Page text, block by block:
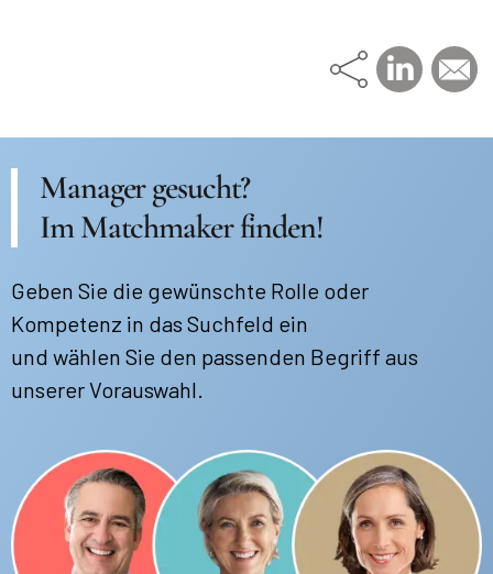
Manager gesucht?
Im Matchmaker finden!
Geben Sie die gewünschte Rolle oder
Kompetenz in das Suchfeld ein
und wählen Sie den passenden Begriff aus
unserer Vorauswahl.